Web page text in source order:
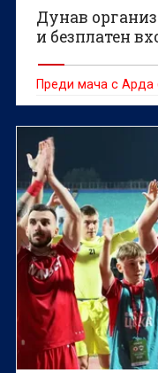
Дунав
и безплатен
Преди мача с